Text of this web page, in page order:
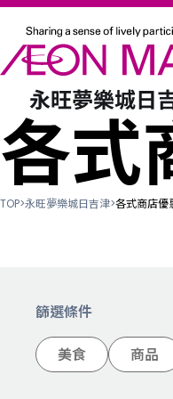
各式
TOP>永旺夢樂城日吉津>各式商店優
篩選條件
美食 商品